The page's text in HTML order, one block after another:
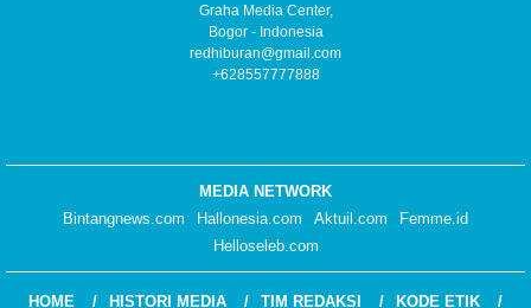
Graha Media Center,
Bogor - Indonesia
redhiburan@gmail.com
+628557777888
MEDIA NETWORK
Bintangnews.com
Hallonesia.com Aktuil.com
Femme.id
Helloseleb.com
HOME HISTORI MEDIA TIM REDAKSI KODE ETIK